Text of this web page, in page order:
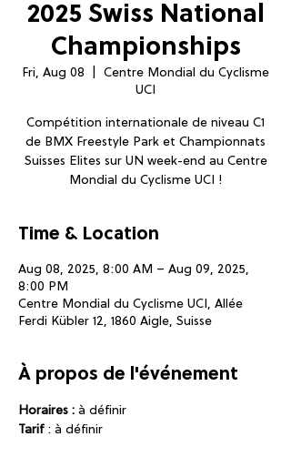
2025 Swiss National
Championships
Fri, Aug 08
Centre Mondial du Cyclisme
UCI
Compétition internationale de niveau C1
de BMX Freestyle Park et Championnats
Suisses Elites sur UN week-end au Centre
Mondial du Cyclisme UCI !
Time & Location
Aug 08, 2025, 8:00 AM – Aug 09, 2025,
8:00 PM
Centre Mondial du Cyclisme UCI, Allée
Ferdi Kübler 12, 1860 Aigle, Suisse
À propos de l'événement
Horaires : à définir
Tarif : à définir